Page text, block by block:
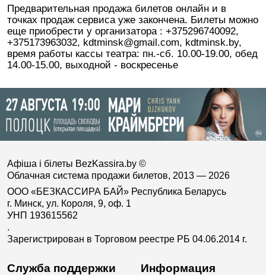
Предварительная продажа билетов онлайн и в
точках продаж сервиса уже закончена. Билеты можно
еще приобрести у организатора : +375296740092,
+375173963032, kdtminsk@gmail.com, kdtminsk.by,
время работы кассы театра: пн.-сб. 10.00-19.00, обед
14.00-15.00, выходной - воскресенье
Афіша і білеты BezKassira.by ©
Облачная система продажи билетов, 2013 — 2026
ООО «БЕЗКАССИРА БАЙ» Республика Беларусь
г. Минск, ул. Короля, 9, оф. 1
УНП 193615562
.
Зарегистрирован в Торговом реестре РБ 04.06.2014 г.
Служба поддержки Информация